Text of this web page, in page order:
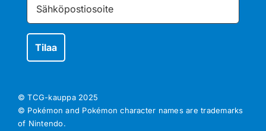
© TCG-kauppa 2025
© Pokémon and Pokémon character names are trademarks
of Nintendo.